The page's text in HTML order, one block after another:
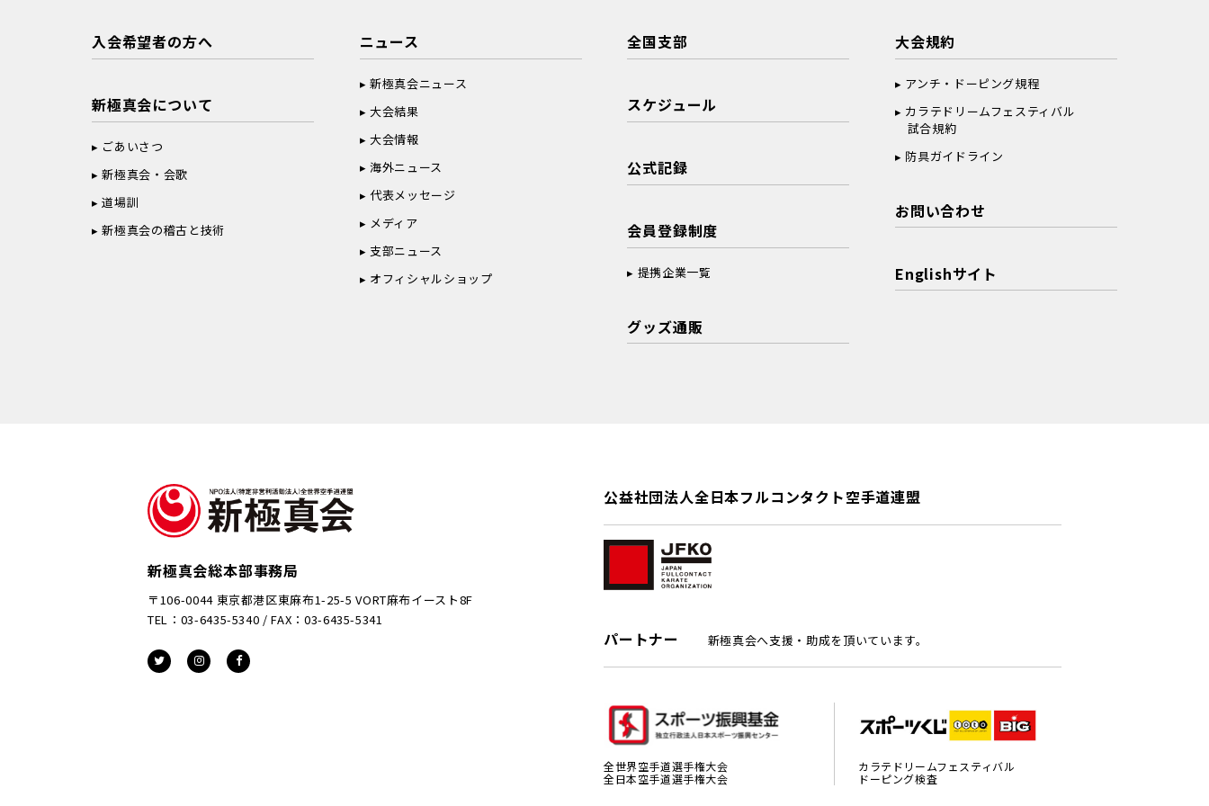
入会希望者の方へ
新極真会について
ごあいさつ
新極真会・会歌
道場訓
新極真会の稽古と技術
ニュース
新極真会ニュース
大会結果
大会情報
海外ニュース
代表メッセージ
メディア
支部ニュース
オフィシャルショップ
全国支部
スケジュール
公式記録
会員登録制度
提携企業一覧
グッズ通販
大会規約
アンチ・ドーピング規程
カラテドリームフェスティバル
試合規約
防具ガイドライン
お問い合わせ
Englishサイト
新極真会総本部事務局
〒106-0044 東京都港区東麻布1-25-5 VORT麻布イースト8F
TEL：03-6435-5340 / FAX：03-6435-5341
公益社団法人全日本フルコンタクト空手道連盟
パートナー 新極真会へ支援・助成を頂いています。
全世界空手道選手権大会
全日本空手道選手権大会
カラテドリームフェスティバル
ドーピング検査